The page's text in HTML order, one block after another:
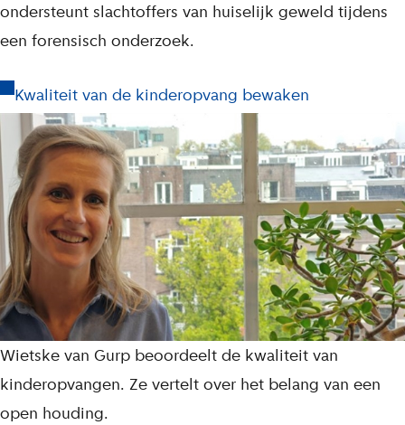
ondersteunt slachtoffers van huiselijk geweld tijdens
een forensisch onderzoek.
Kwaliteit van de kinderopvang bewaken
Wietske van Gurp beoordeelt de kwaliteit van
kinderopvangen. Ze vertelt over het belang van een
open houding.